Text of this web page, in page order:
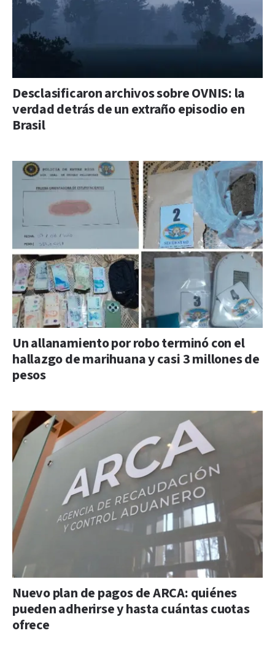
Desclasificaron archivos sobre OVNIS: la
verdad detrás de un extraño episodio en
Brasil
Un allanamiento por robo terminó con el
hallazgo de marihuana y casi 3 millones de
pesos
Nuevo plan de pagos de ARCA: quiénes
pueden adherirse y hasta cuántas cuotas
ofrece